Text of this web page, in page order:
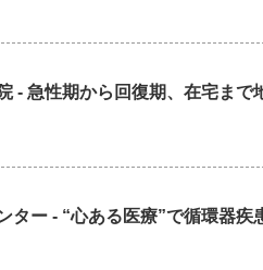
- 急性期から回復期、在宅ま
ター - “心ある医療”で循環器疾